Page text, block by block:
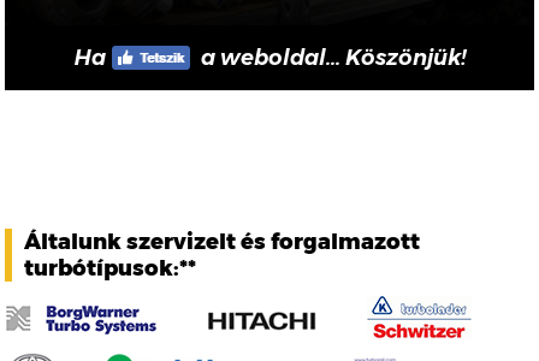
Ha a weboldal... Köszönjük!
Általunk szervizelt és forgalmazott
turbótípusok:**